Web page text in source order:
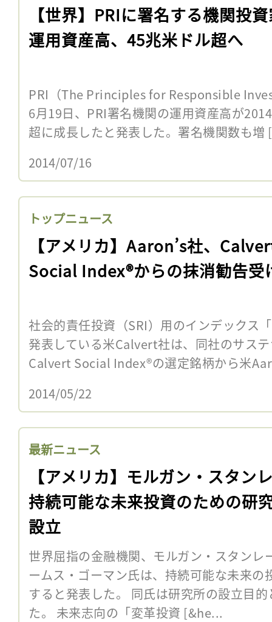
【世界】PRIに署名する機関投
運用資産高、45兆米ドル超へ
PRI（The Principles for Responsible
6月19日、PRI署名機関の運用資産高が
超に成長したと発表した。署名機関数も
2014/07/16
トップニュース
【アメリカ】Aaron’s社、
Social Index®からの抹消勧告受
社会的責任投資（SRI）用のインデックス
発表している米Calvert社は、同社のサス
Calvert Social Index®の選定銘柄から米
2014/05/22
最新ニュース
【アメリカ】モルガン・スタン
持続可能な未来投資のための研
設立
世界屈指の金融機関、モルガン・スタンレ
ームス・ゴーマン氏は、持続可能な未来
すると発表した。 同氏は研究所の設立目
た。 未来志向の「変革投資 [&he...